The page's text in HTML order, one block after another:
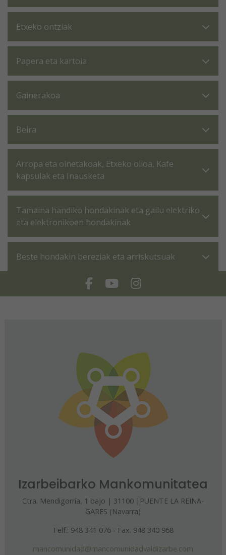
Etxeko ontziak
Papera eta kartoia
Gainerakoa
Beira
Arropa eta oinetakoak, Etxeko olioa, Kafe
kapsulak eta Inausketa
Tamaina handiko hondakinak eta gailu elektriko
eta elektronikoen hondakinak
Beste hondakin bereziak eta arriskutsuak
FacebookYoutubeInstagram
Izarbeibarko Mankomunitatea
Ctra. Mendigorría, 1 bajo | 31100 |PUENTE LA REINA-
GARES (Navarra)
Telf.: 948 341 076 - Fax. 948 340 968
mancomunidad@mancomunidadvaldizarbe.com